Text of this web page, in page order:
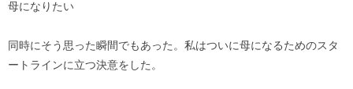
母になりたい
同時にそう思った瞬間でもあった。私はついに母になるためのスタ
ートラインに立つ決意をした。